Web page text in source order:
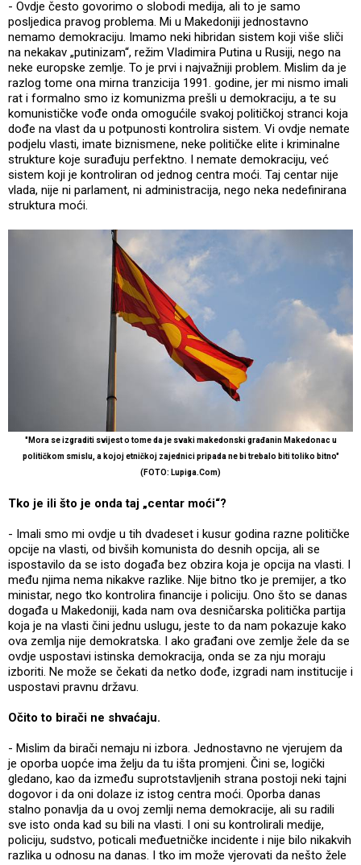
- Ovdje često govorimo o slobodi medija, ali to je samo
posljedica pravog problema. Mi u Makedoniji jednostavno
nemamo demokraciju. Imamo neki hibridan sistem koji više sliči
na nekakav „putinizam“, režim Vladimira Putina u Rusiji, nego na
neke europske zemlje. To je prvi i najvažniji problem. Mislim da je
razlog tome ona mirna tranzicija 1991. godine, jer mi nismo imali
rat i formalno smo iz komunizma prešli u demokraciju, a te su
komunističke vođe onda omogućile svakoj političkoj stranci koja
dođe na vlast da u potpunosti kontrolira sistem. Vi ovdje nemate
podjelu vlasti, imate biznismene, neke političke elite i kriminalne
strukture koje surađuju perfektno. I nemate demokraciju, već
sistem koji je kontroliran od jednog centra moći. Taj centar nije
vlada, nije ni parlament, ni administracija, nego neka nedefinirana
struktura moći.
"Mora se izgraditi svijest o tome da je svaki makedonski građanin Makedonac u
političkom smislu, a kojoj etničkoj zajednici pripada ne bi trebalo biti toliko bitno"
(FOTO: Lupiga.Com)
Tko je ili što je onda taj „centar moći“?
- Imali smo mi ovdje u tih dvadeset i kusur godina razne političke
opcije na vlasti, od bivših komunista do desnih opcija, ali se
ispostavilo da se isto događa bez obzira koja je opcija na vlasti. I
među njima nema nikakve razlike. Nije bitno tko je premijer, a tko
ministar, nego tko kontrolira financije i policiju. Ono što se danas
događa u Makedoniji, kada nam ova desničarska politička partija
koja je na vlasti čini jednu uslugu, jeste to da nam pokazuje kako
ova zemlja nije demokratska. I ako građani ove zemlje žele da se
ovdje uspostavi istinska demokracija, onda se za nju moraju
izboriti. Ne može se čekati da netko dođe, izgradi nam institucije i
uspostavi pravnu državu.
Očito to birači ne shvaćaju.
- Mislim da birači nemaju ni izbora. Jednostavno ne vjerujem da
je oporba uopće ima želju da tu išta promjeni. Čini se, logički
gledano, kao da između suprotstavljenih strana postoji neki tajni
dogovor i da oni dolaze iz istog centra moći. Oporba danas
stalno ponavlja da u ovoj zemlji nema demokracije, ali su radili
sve isto onda kad su bili na vlasti. I oni su kontrolirali medije,
policiju, sudstvo, poticali međuetničke incidente i nije bilo nikakvih
razlika u odnosu na danas. I tko im može vjerovati da nešto žele